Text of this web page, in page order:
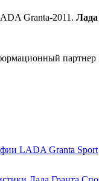
Granta-2011.
партнер
LADA Granta Sport